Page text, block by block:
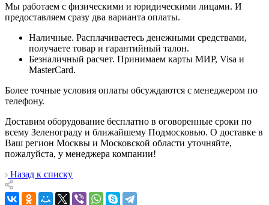
Мы работаем с физическими и юридическими лицами. И
предоставляем сразу два варианта оплаты.
Наличные. Расплачиваетесь денежными средствами,
получаете товар и гарантийный талон.
Безналичный расчет. Принимаем карты МИР, Visa и
MasterCard.
Более точные условия оплаты обсуждаются с менеджером по
телефону.
Доставим оборудование бесплатно в оговоренные сроки по
всему Зеленограду и ближайшему Подмосковью. О доставке в
Ваш регион Москвы и Московской области уточняйте,
пожалуйста, у менеджера компании!
Назад к списку